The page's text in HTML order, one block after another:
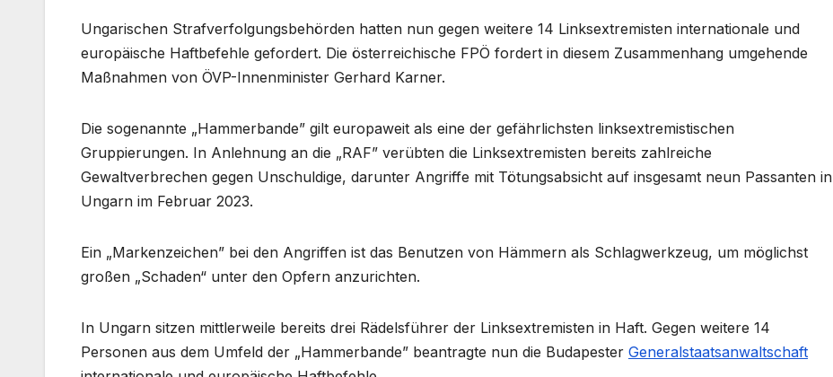
Ungarischen Strafverfolgungsbehörden hatten nun gegen weitere 14 Linksextremisten internationale und
europäische Haftbefehle gefordert. Die österreichische FPÖ fordert in diesem Zusammenhang umgehende
Maßnahmen von ÖVP-Innenminister Gerhard Karner.
Die sogenannte „Hammerbande” gilt europaweit als eine der gefährlichsten linksextremistischen
Gruppierungen. In Anlehnung an die „RAF” verübten die Linksextremisten bereits zahlreiche
Gewaltverbrechen gegen Unschuldige, darunter Angriffe mit Tötungsabsicht auf insgesamt neun Passanten in
Ungarn im Februar 2023.
Ein „Markenzeichen” bei den Angriffen ist das Benutzen von Hämmern als Schlagwerkzeug, um möglichst
großen „Schaden“ unter den Opfern anzurichten.
In Ungarn sitzen mittlerweile bereits drei Rädelsführer der Linksextremisten in Haft. Gegen weitere 14
Personen aus dem Umfeld der „Hammerbande” beantragte nun die Budapester Generalstaatsanwaltschaft